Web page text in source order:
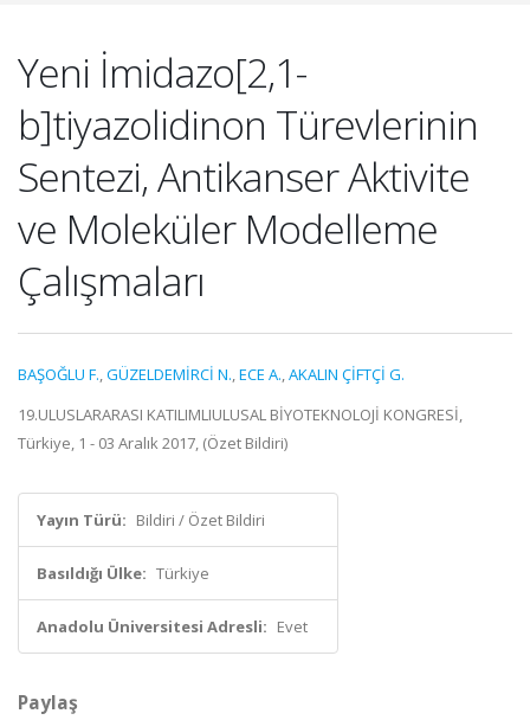
Yeni İmidazo[2,1-
b]tiyazolidinon Türevlerinin
Sentezi, Antikanser Aktivite
ve Moleküler Modelleme
Çalışmaları
BAŞOĞLU F.,GÜZELDEMİRCİ N.,ECE A.,AKALIN ÇİFTÇİ G.
19.ULUSLARARASI KATILIMLIULUSAL BİYOTEKNOLOJİ KONGRESİ,
Türkiye, 1 - 03 Aralık 2017, (Özet Bildiri)
Yayın Türü: Bildiri / Özet Bildiri
Basıldığı Ülke: Türkiye
Anadolu Üniversitesi Adresli: Evet
Paylaş